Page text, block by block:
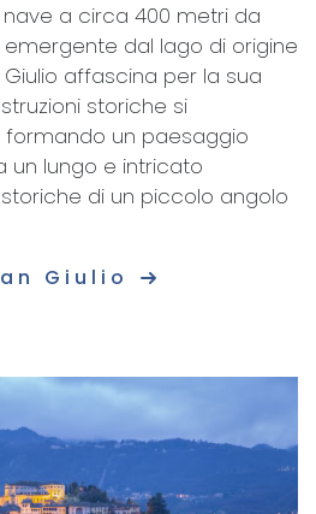
a circa 400 metri da
dal lago di origine
Giulio affascina per la sua
storiche si
un paesaggio
un lungo e intricato
di un piccolo angolo
Giulio